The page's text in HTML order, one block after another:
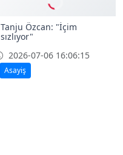
Tanju Özcan: "İçim
sızlıyor"
2026-07-06 16:06:15
Asayiş